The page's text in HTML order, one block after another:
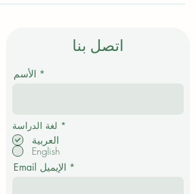
والمؤسسات اليوم تبحث عن أشخاص قادرين على
#مهارات_القيادة و #مهارات_التواصل مجرد صفات
الموظف والمدير ورائد الأعمال على النجاح في بيئة
مهنية حديثة ومتغيرة. في دبي والإمارات عموماً، تبدأ
لغة الدراسة
العربية
English